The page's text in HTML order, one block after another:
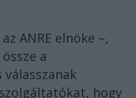
ANRE elnöke –,
a
hogy